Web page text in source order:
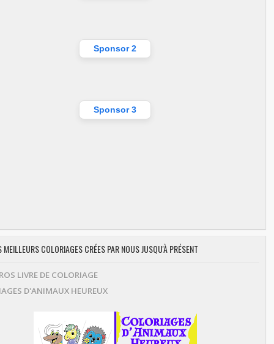
Sponsor 2
Sponsor 3
MEILLEURS COLORIAGES CRÉES PAR NOUS JUSQU'À PRÉSENT
LIVRE DE COLORIAGE
D'ANIMAUX HEUREUX